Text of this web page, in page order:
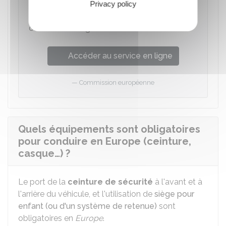
connaître les règles de conduite en voiture.
Accéder au service en ligne
Commission européenne
Quels équipements sont obligatoires
pour conduire en Europe (ceinture,
casque…) ?
Le port de la ceinture de sécurité à l'avant et à
l'arrière du véhicule, et l'utilisation de siège pour
enfant (ou d'un système de retenue) sont
obligatoires en Europe.
Privacy policy